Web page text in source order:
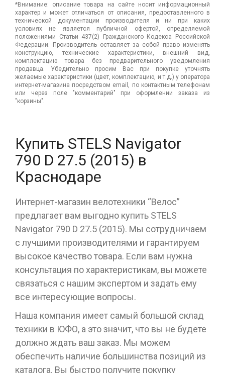
*Внимание: описание товара на сайте носит информационный
характер и может отличаться от описания, предоставленного в
технической документации производителя и ни при каких
условиях не является публичной офертой, определяемой
положениями Статьи 437(2) Гражданского Кодекса Российской
Федерации. Производитель оставляет за собой право изменять
конструкцию, технические характеристики, внешний вид,
комплектацию товара без предварительного уведомления
продавца. Убедительно просим Вас при покупке уточнять
желаемые характеристики (цвет, комплектацию, и т.д.) у оператора
интернет-магазина посредством email, по контактным телефонам
или через поле "комментарий" при оформлении заказа из
"корзины".
Купить STELS Navigator
790 D 27.5 (2015) в
Краснодаре
Интернет-магазин велотехники “Велос”
предлагает вам выгодно купить STELS
Navigator 790 D 27.5 (2015). Мы сотрудничаем
с лучшими производителями и гарантируем
высокое качество товара. Если вам нужна
консультация по характеристикам, вы можете
связаться с нашим экспертом и задать ему
все интересующие вопросы.
Наша компания имеет самый большой склад
техники в ЮФО, а это значит, что вы не будете
должно ждать ваш заказ. Мы можем
обеспечить наличие большинства позиций из
каталога. Вы быстро получите покупку